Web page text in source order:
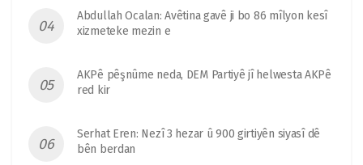
Abdullah Ocalan: Avêtina gavê ji bo 86 mîlyon kesî
xizmeteke mezin e
AKPê pêşnûme neda, DEM Partiyê jî helwesta AKPê
red kir
Serhat Eren: Nezî 3 hezar û 900 girtiyên siyasî dê
bên berdan